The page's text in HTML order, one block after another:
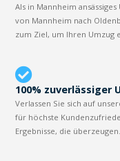
Als in Mannheim
von Mannheim nach
zum Ziel, um Ihren Umzug
100% zuverlässiger
Verlassen Sie sich auf
für höchste
Ergebnisse, die überzeugen.